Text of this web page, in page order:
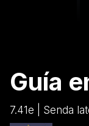
Guía
7.41e | Senda